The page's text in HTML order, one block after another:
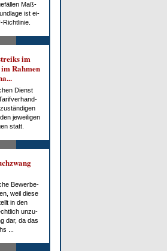
Maß­
ist ei­
im
Rah­men
Dienst
je­wei­li­gen
statt.
Be­wer­be­
weil die­se
in den
un­zu­
dar, da das
...